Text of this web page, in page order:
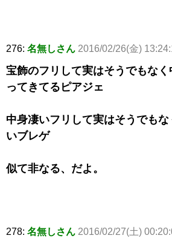
276: 名無しさん 2016/02/26(金)
宝飾のフリして実はそうでもな
ってきてるピアジェ
中身凄いフリして実はそうでも
いブレゲ
似て非なる、だよ。
278: 名無しさん 2016/02/27(土)